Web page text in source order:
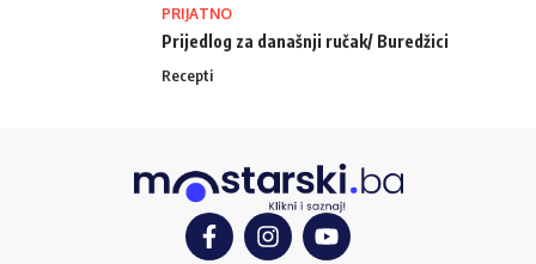
PRIJATNO
Prijedlog za današnji ručak/ Buredžici
Recepti